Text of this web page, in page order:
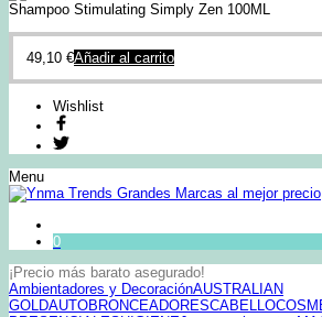
Shampoo Stimulating Simply Zen 100ML
49,10 €Añadir al carrito
Wishlist
Menu
0
¡Precio más barato asegurado!
Ambientadores y DecoraciónAUSTRALIAN
GOLDAUTOBRONCEADORESCABELLO